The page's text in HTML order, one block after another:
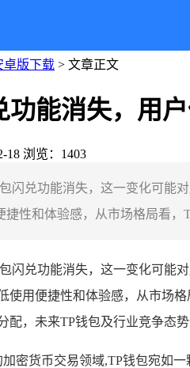
卓版下载 > 文章正文
功能消失，用
18 浏览：1403
闪兑功能消失，这一变化可能
捷性和体验感，从市场格局看
闪兑功能消失，这一变化可能
使用便捷性和体验感，从市场
配，未来TP钱包及行业竞争态势
密货币交易领域,TP钱包宛如